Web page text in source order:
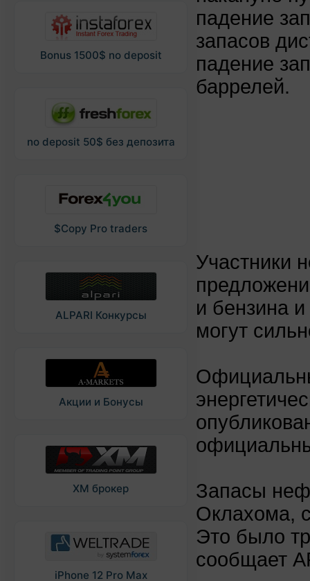
Bonus 1500$ no deposit
no deposit 50$ без депозита
$Copy Pro traders
ALPARI Конкурсы
Акции и Бонусы
XM брокер
iPhone 12 Pro Max
падение
запасов
падение
баррелей.
Участники
и бензина
могут
Запасы
Оклахома,
Это было
сообщает